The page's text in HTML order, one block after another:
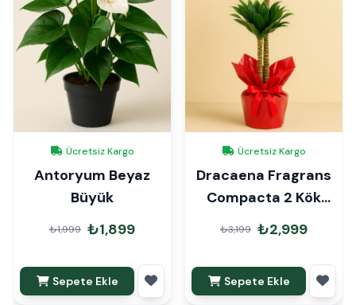
Ücretsiz Kargo
Antoryum Beyaz
Büyük
₺1,999 ₺1,899
Sepete Ekle
Ücretsiz Kargo
Dracaena Fragrans
Compacta 2 Kök
90cm Hediye Paketli
₺3,199 ₺2,999
Sepete Ekle